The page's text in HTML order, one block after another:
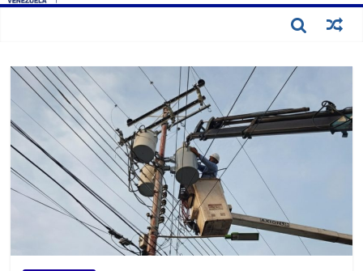
Gobierno Nacional activa plan preventivo para fortalecer el SEN